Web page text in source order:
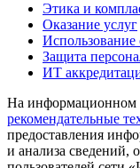
Этика и
Оказание услуг
Использование
Защита
ИТ
На информационном
рекомендательные
предоставления
и анализа сведений,